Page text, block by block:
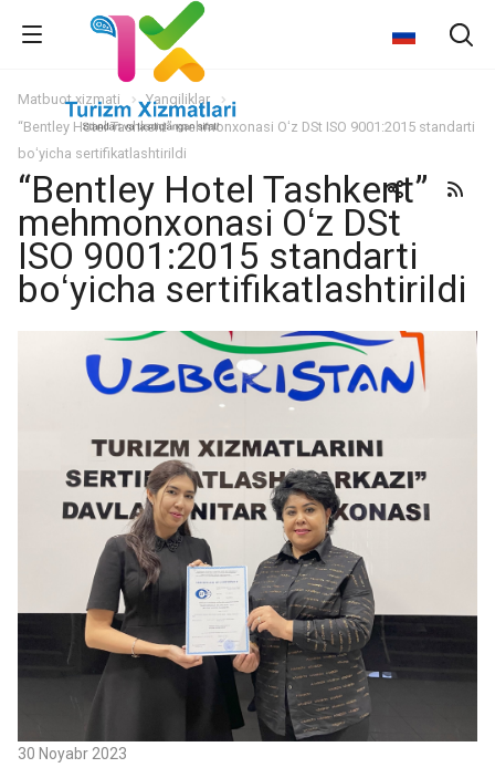
Matbuot xizmati
Yangiliklar
“Bentley Hotel Tashkent” mehmonxonasi Oʻz DSt ISO 9001:2015 standarti
boʻyicha sertifikatlashtirildi
“Bentley Hotel Tashkent”
mehmonxonasi Oʻz DSt
ISO 9001:2015 standarti
boʻyicha sertifikatlashtirildi
30 Noyabr 2023